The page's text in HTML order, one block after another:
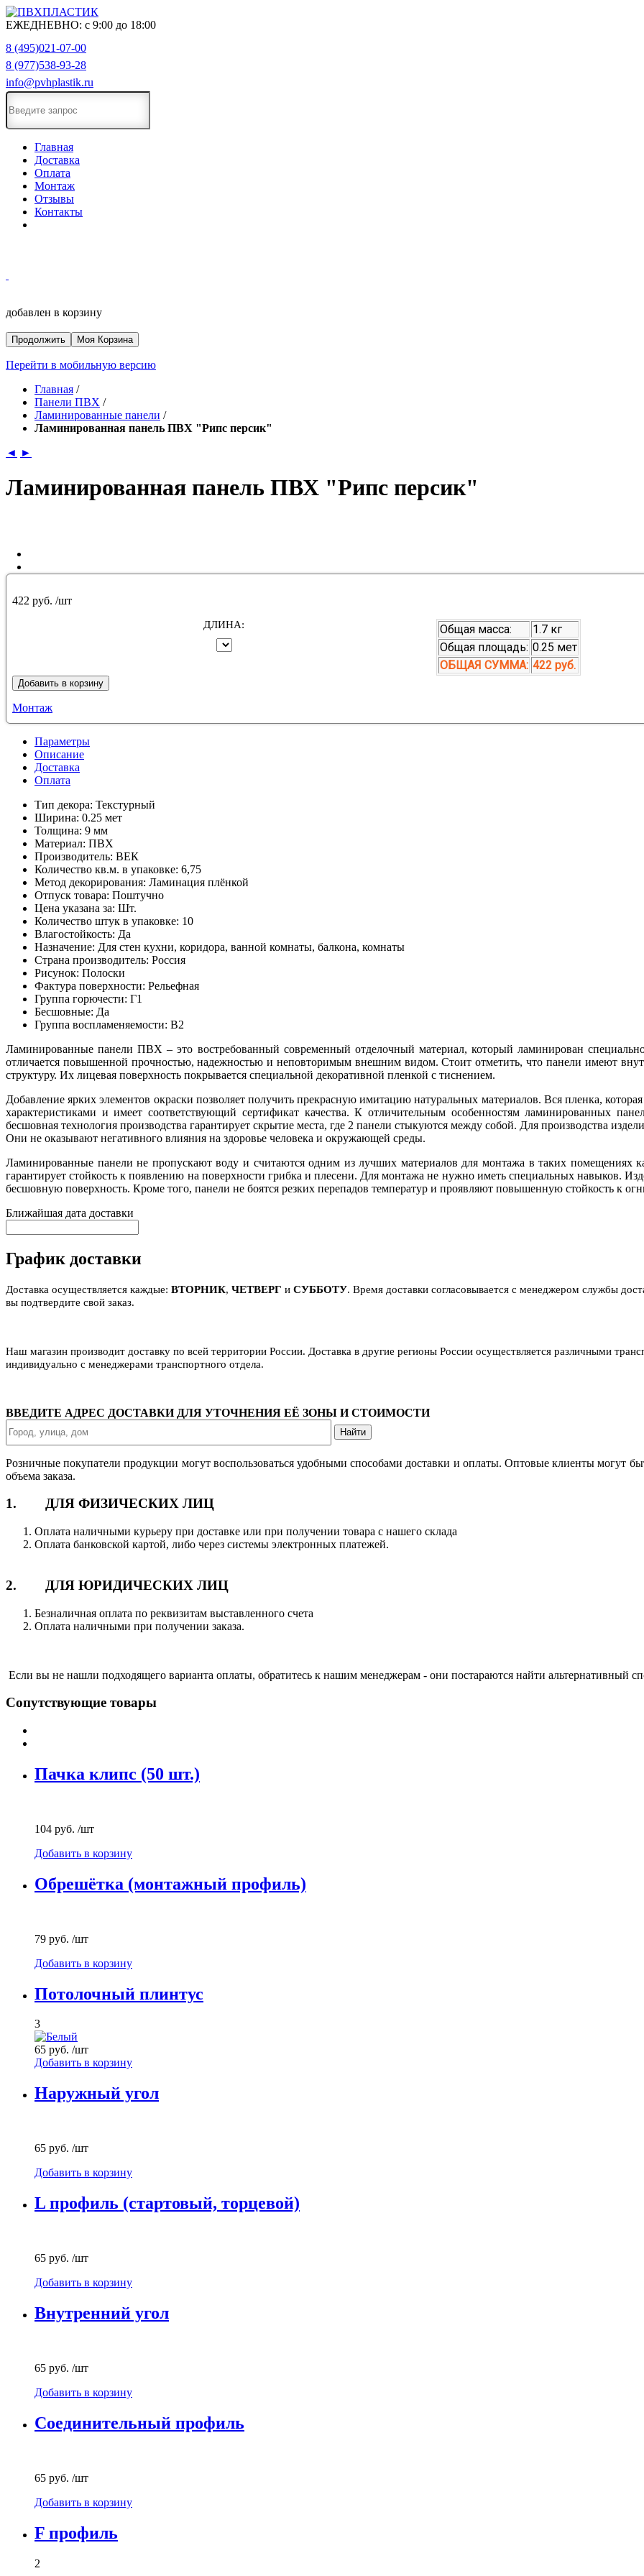
ЕЖЕДНЕВНО: с 9:00 до 18:00
8 (495)021-07-00
8 (977)538-93-28
info@pvhplastik.ru
Главная
Доставка
Оплата
Монтаж
Отзывы
Контакты
добавлен в корзину
Продолжить Моя Корзина
Перейти в мобильную версию
Главная /
Панели ПВХ /
Ламинированные панели /
Ламинированная панель ПВХ "Рипс персик"
◄ ►
Ламинированная панель ПВХ "Рипс персик"
422 руб. /шт
ДЛИНА: Общая масса:
1.7 кг
Общая площадь: 0.25 мет
ОБЩАЯ СУММА: 422 руб.
Добавить в корзину
Монтаж
Параметры
Описание
Доставка
Оплата
Тип декора: Текстурный
Ширина: 0.25 мет
Толщина: 9 мм
Материал: ПВХ
Производитель: ВЕК
Количество кв.м. в упаковке: 6,75
Метод декорирования: Ламинация плёнкой
Отпуск товара: Поштучно
Цена указана за: Шт.
Количество штук в упаковке: 10
Влагостойкость: Да
Назначение: Для стен кухни, коридора, ванной комнаты, балкона, комнаты
Страна производитель: Россия
Рисунок: Полоски
Фактура поверхности: Рельефная
Группа горючести: Г1
Бесшовные: Да
Группа воспламеняемости: В2
Ламинированные панели ПВХ – это востребованный современный отделочный материал, который ламинирован
отличается повышенной прочностью, надежностью и неповторимым внешним видом. Стоит отметить, что панели имеют
структуру. Их лицевая поверхность покрывается специальной декоративной пленкой с тиснением.
Добавление ярких элементов окраски позволяет получить прекрасную имитацию натуральных материалов. Вся пленка,
характеристиками и имеет соответствующий сертификат качества. К отличительным особенностям ламинированных
бесшовная технология производства гарантирует скрытие места, где 2 панели стыкуются между собой. Для производства
Они не оказывают негативного влияния на здоровье человека и окружающей среды.
Ламинированные панели не пропускают воду и считаются одним из лучших материалов для монтажа в таких помещениях
гарантирует стойкость к появлению на поверхности грибка и плесени. Для монтажа не нужно иметь специальных навыков.
бесшовную поверхность. Кроме того, панели не боятся резких перепадов температур и проявляют повышенную стойкость к
Ближайшая дата доставки
График доставки
Доставка осуществляется каждые: ВТОРНИК, ЧЕТВЕРГ и СУББОТУ. Время доставки согласовывается с менеджером службы
вы подтвердите свой заказ.
Наш магазин производит доставку по всей территории России. Доставка в другие регионы России осуществляется различными
индивидуально с менеджерами транспортного отдела.
ВВЕДИТЕ АДРЕС ДОСТАВКИ ДЛЯ УТОЧНЕНИЯ ЕЁ ЗОНЫ И СТОИМОСТИ
Розничные покупатели продукции могут воспользоваться удобными способами доставки и оплаты. Оптовые клиенты могут
объема заказа.
1. ДЛЯ ФИЗИЧЕСКИХ ЛИЦ
Оплата наличными курьеру при доставке или при получении товара с нашего склада
Оплата банковской картой, либо через системы электронных платежей.
2. ДЛЯ ЮРИДИЧЕСКИХ ЛИЦ
Безналичная оплата по реквизитам выставленного счета
Оплата наличными при получении заказа.
Если вы не нашли подходящего варианта оплаты, обратитесь к нашим менеджерам - они постараются найти альтернативный
Сопутствующие товары
Пачка клипс (50 шт.)
104 руб. /шт
Добавить в корзину
Обрешётка (монтажный профиль)
79 руб. /шт
Добавить в корзину
Потолочный плинтус
3
65 руб. /шт
Добавить в корзину
Наружный угол
65 руб. /шт
Добавить в корзину
L профиль (стартовый, торцевой)
65 руб. /шт
Добавить в корзину
Внутренний угол
65 руб. /шт
Добавить в корзину
Соединительный профиль
65 руб. /шт
Добавить в корзину
F профиль
2